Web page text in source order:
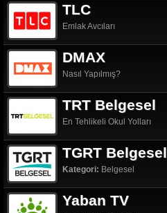
TLC
Emlak Avcıları
DMAX
Nasıl Yapılmış?
TRT Belgesel
En Tehlikeli Okul Yolları
TGRT Belgesel
Kategori: Belgesel
Yaban TV